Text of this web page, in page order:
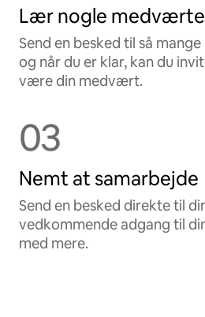
Lær nogle
Send en besked til så
og når du er klar, kan du
være din medvært.
03
Nemt at samarbejde
Send en besked direkte til
vedkommende adgang til
med mere.